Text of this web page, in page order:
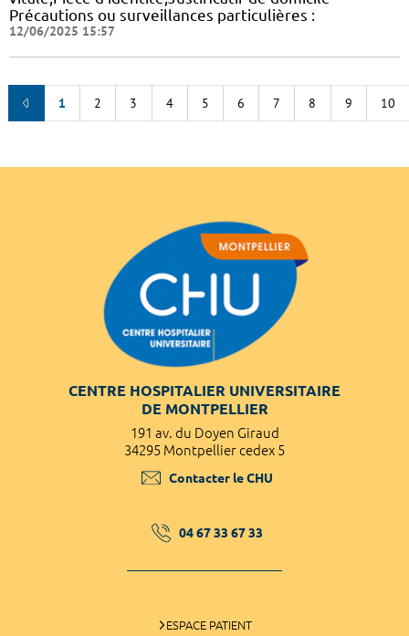
Précautions ou surveillances particulières :
12/06/2025 15:57
1 2 3 4 5 6 7 8 9 10
CENTRE HOSPITALIER UNIVERSITAIRE
DE MONTPELLIER
191 av. du Doyen Giraud
34295 Montpellier cedex 5
Contacter le CHU
04 67 33 67 33
ESPACE PATIENT